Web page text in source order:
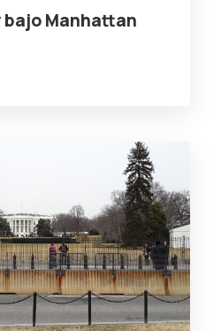
Nueva York poco
ciudad como nunca se
bajo Manhattan